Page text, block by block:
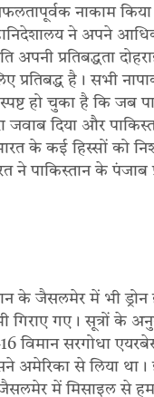
नाकाम
ने अपने
अपनी प्रतिबद्धता
प्रतिबद्ध है। सभी
स्पष्ट हो चुका है कि
जवाब दिया और
के कई हिस्सों को
ने पाकिस्तान के पंजाब
के जैसलमेर में भी
गिराए गए। सूत्रों के
विमान सरगोधा
अमेरिका से लिया
जैसलमेर में मिसाइल से